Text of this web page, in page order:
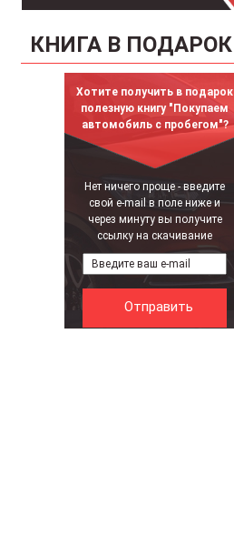
КНИГА В ПОДАРОК
Хотите получить в подарок
полезную книгу "Покупаем
автомобиль с пробегом"?
Нет ничего проще - введите
свой e-mail в поле ниже и
через минуту вы получите
ссылку на скачивание